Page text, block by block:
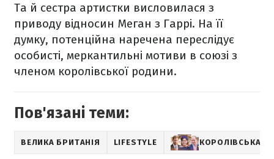
Та й сестра артистки висловилася з
приводу відносин Меган з Гаррі. На її
думку, потенційна наречена переслідує
особисті, меркантильні мотиви в союзі з
членом королівської родини.
Пов'язані теми:
ВЕЛИКА БРИТАНІЯ LIFESTYLE КОРОЛІВСЬКА